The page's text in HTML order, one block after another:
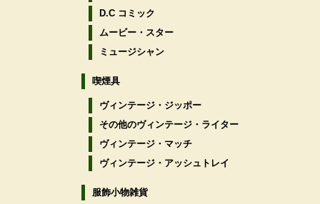
D.C コミック
ムービー・スター
ミュージシャン
喫煙具
ヴィンテージ・ジッポー
その他のヴィンテージ・ライター
ヴィンテージ・マッチ
ヴィンテージ・アッシュトレイ
服飾小物雑貨